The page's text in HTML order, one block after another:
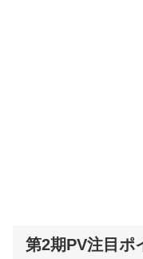
第2期PV注目ポ